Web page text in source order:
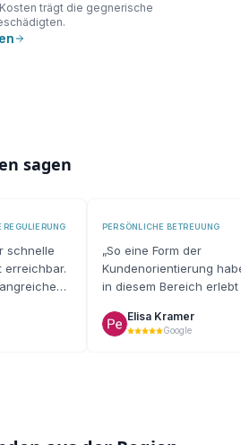
trägt die gegnerische
sagen
REGULIERUNG
schnelle
erreichbar.
PERSÖNLICHE BETREUUNG
„So eine Form der
Kundenorientierung
in diesem Bereich
Elisa Kramer
Google